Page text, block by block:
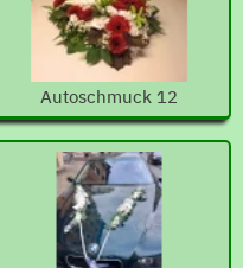
Autoschmuck 12